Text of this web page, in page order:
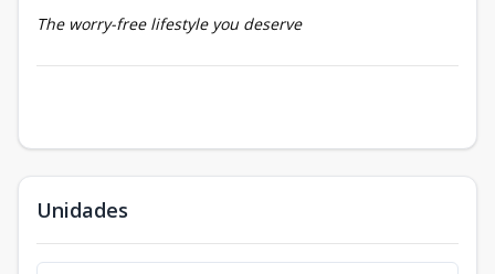
The worry-free lifestyle you deserve
Unidades